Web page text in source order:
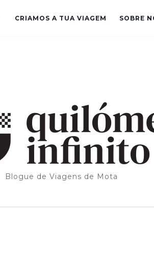
CRIAMOS A TUA VIAGEM SOBRE
Blogue de Viagens de Mota